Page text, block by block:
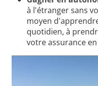
à l'étranger sans
moyen
quotidien, à
votre assurance